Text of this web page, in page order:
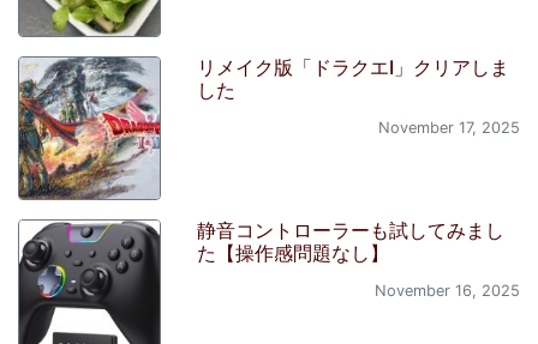
リメイク版「ドラクエI」クリアしま
した
November 17, 2025
静音コントローラーも試してみまし
た【操作感問題なし】
November 16, 2025